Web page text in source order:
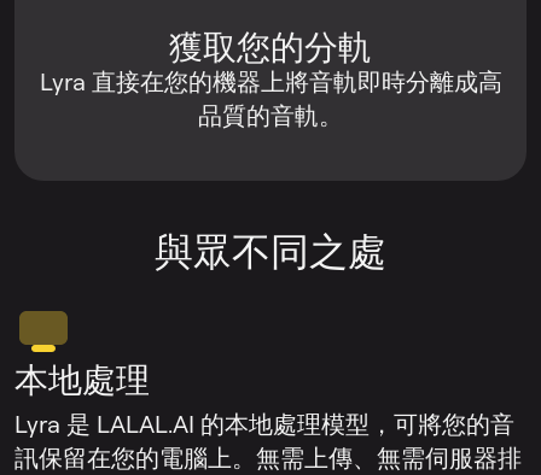
獲取您的分軌
Lyra 直接在您的機器上將音軌即時分離成高
品質的音軌。
與眾不同之處
本地處理
Lyra 是 LALAL.AI 的本地處理模型，可將您的音
訊保留在您的電腦上。無需上傳、無需伺服器排